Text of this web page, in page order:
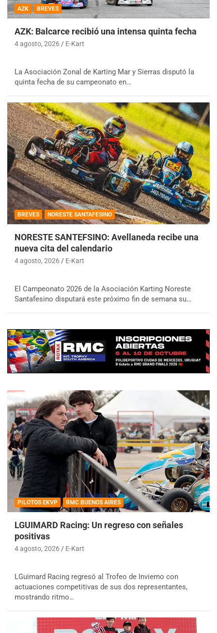
AZK BREVES
AZK: Balcarce recibió una intensa quinta fecha
4 agosto, 2026 E-Kart
La Asociación Zonal de Karting Mar y Sierras disputó la
quinta fecha de su campeonato en…
BREVES NORESTE SANTAFESINO
NORESTE SANTEFSINO: Avellaneda recibe una
nueva cita del calendario
4 agosto, 2026 E-Kart
El Campeonato 2026 de la Asociación Karting Noreste
Santafesino disputará este próximo fin de semana su…
PILOTOS EKVP RMC BUENOS AIRES
LGUIMARD Racing: Un regreso con señales
positivas
4 agosto, 2026 E-Kart
LGuimard Racing regresó al Trofeo de Invierno con
actuaciones competitivas de sus dos representantes,
mostrando ritmo…